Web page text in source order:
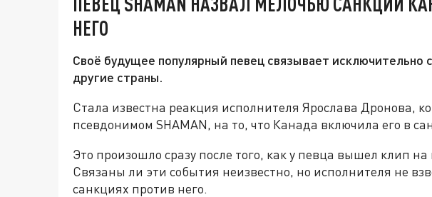
НЕГО
Своё будущее популярный певец связывает исключительно
другие страны.
Стала известна реакция исполнителя Ярослава Дронова,
псевдонимом SHAMAN, на то, что Канада включила его в
Это произошло сразу после того, как у певца вышел клип
Связаны ли эти события неизвестно, но исполнителя не
санкциях против него.